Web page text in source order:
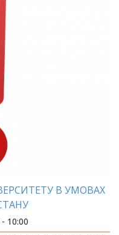
В УМОВАХ
10:00